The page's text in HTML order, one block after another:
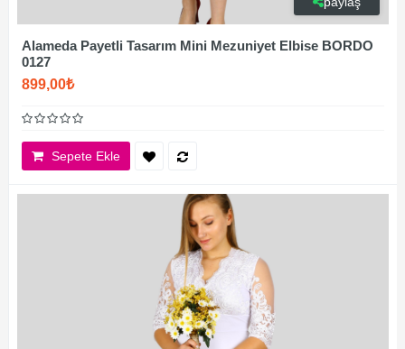
Alameda Payetli Tasarım Mini Mezuniyet Elbise BORDO
0127
899,00₺
Sepete Ekle